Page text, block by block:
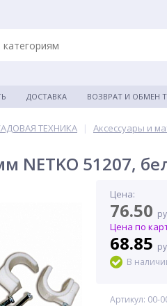
ДОСТАВКА ВОЗВРАТ И ОБМЕН
ТЕХНИКА | Аксессуары и
NETKO 51207,
Цена:
76.50
Цена по
68.85
В
Артикул: 00-